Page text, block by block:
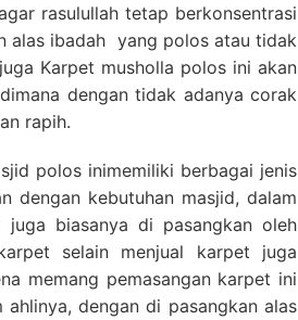
rasulullah tetap berkonsentrasi
alas ibadah yang polos atau tidak
Karpet musholla polos ini akan
dengan tidak adanya corak
rapih.
polos inimemiliki berbagai jenis
dengan kebutuhan masjid, dalam
juga biasanya di pasangkan oleh
selain menjual karpet juga
memang pemasangan karpet ini
dengan di pasangkan alas